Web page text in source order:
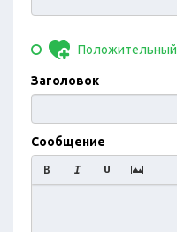
Положительный
Заголовок
Сообщение